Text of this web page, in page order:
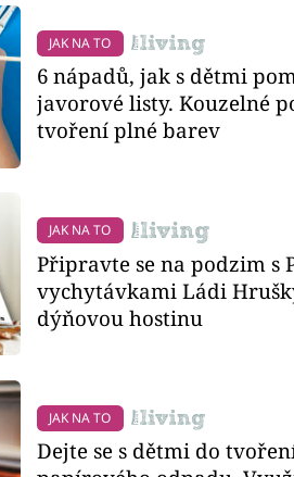
JAK NA TO
6 nápadů, jak s dětmi
javorové listy. Kouzelné
tvoření plné barev
JAK NA TO
Připravte se na podzim s
vychytávkami Ládi
dýňovou hostinu
JAK NA TO
Dejte se s dětmi do